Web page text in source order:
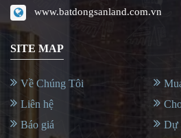
www.batdongsanland.com.vn
SITE MAP
Về Chúng Tôi
Liên hệ
Báo giá
Dự